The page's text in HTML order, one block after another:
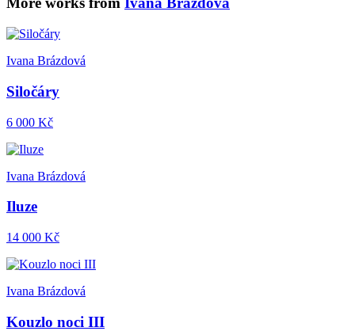
Ivana Brázdová
Siločáry
6 000 Kč
Ivana Brázdová
Iluze
14 000 Kč
Ivana Brázdová
Kouzlo noci III